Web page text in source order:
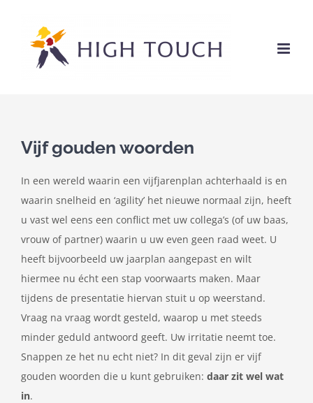
inhoud
Vijf gouden woorden
In een wereld waarin een vijfjarenplan achterhaald is en
waarin snelheid en ‘agility’ het nieuwe normaal zijn, heeft
u vast wel eens een conflict met uw collega’s (of uw baas,
vrouw of partner) waarin u uw even geen raad weet. U
heeft bijvoorbeeld uw jaarplan aangepast en wilt
hiermee nu écht een stap voorwaarts maken. Maar
tijdens de presentatie hiervan stuit u op weerstand.
Vraag na vraag wordt gesteld, waarop u met steeds
minder geduld antwoord geeft. Uw irritatie neemt toe.
Snappen ze het nu echt niet? In dit geval zijn er vijf
gouden woorden die u kunt gebruiken: daar zit wel wat
in.